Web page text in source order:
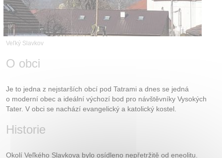
Veľký Slavkov
O obci
Je to jedna z nejstarších obcí pod Tatrami a dnes se jedná
o moderní obec a ideální výchozí bod pro návštěvníky Vysokých
Tater. V obci se nachází evangelický a katolický kostel.
Historie
Okolí Veľkého Slavkova bylo osídleno nepřetržitě od eneolitu.